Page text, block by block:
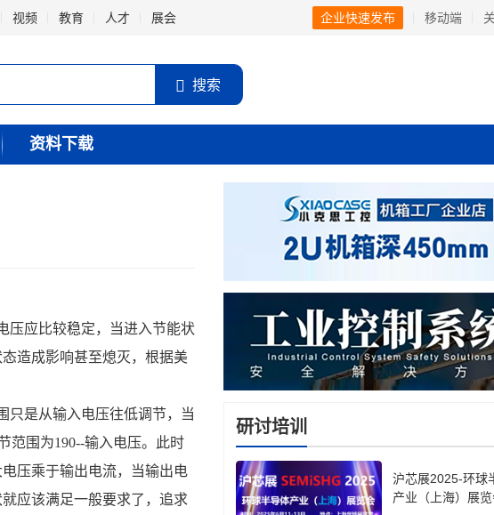
视频 教育 人才 展会 企业快速发布 移动端
搜索
资料下载
应比较稳定，当进入节能状
造成影响甚至熄灭，根据美
是从输入电压往低调节，当
范围为190--输入电压。此时
压乘于输出电流，当输出电
应该满足一般要求了，追求
研讨培训
沪芯展2025-环球
产业（上海）展